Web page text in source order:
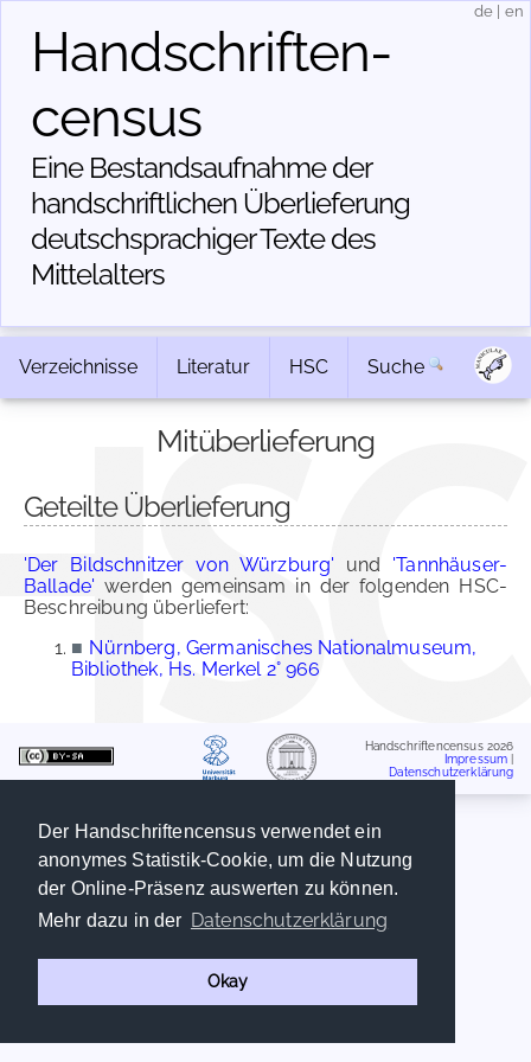
Der Handschriftencensus verwendet ein
anonymes Statistik-Cookie, um die Nutzung
der Online-Präsenz auswerten zu können.
Mehr dazu in der Datenschutzerklärung
Okay
Handschriften­
census
Eine Bestandsaufnahme der
handschriftlichen Über­lieferung
deutschsprachiger Texte des
Mittelalters
de en
Verzeichnisse Literatur HSC Suche
Mitüberlieferung
Geteilte Überlieferung
'Der Bildschnitzer von Würzburg' und 'Tannhäuser-
Ballade' werden gemeinsam in der folgenden HSC-
Beschreibung überliefert:
■ Nürnberg, Germanisches Nationalmuseum,
Bibliothek, Hs. Merkel 2° 966
Handschriftencensus 2026
Impressum
Datenschutzerklärung